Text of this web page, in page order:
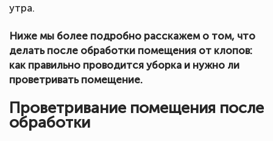
утра.
Ниже мы более подробно расскажем о том, что
делать после обработки помещения от клопов:
как правильно проводится уборка и нужно ли
проветривать помещение.
Проветривание помещения после
обработки